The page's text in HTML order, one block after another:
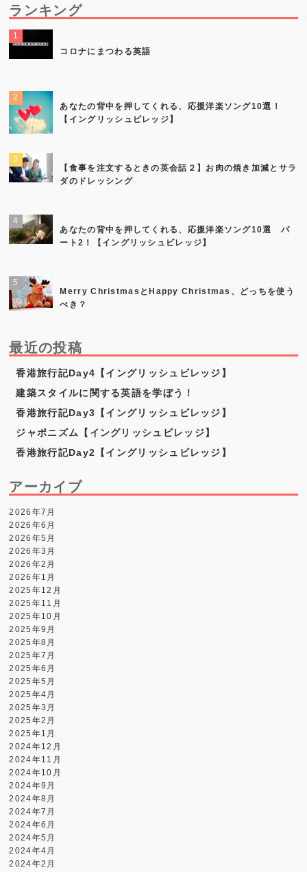
ランキング
コロナにまつわる英語
あなたの背中を押してくれる、応援洋楽ソング10選！
【イングリッシュビレッジ】
【食事を注文するときの英会話２】お肉の焼き加減とサラ
ダのドレッシング
あなたの背中を押してくれる、応援洋楽ソング10選 パ
ート2！【イングリッシュビレッジ】
Merry ChristmasとHappy Christmas、どっちを使う
べき？
最近の投稿
香港旅行記Day4【イングリッシュビレッジ】
建築スタイルに関する英語を学ぼう！
香港旅行記Day3【イングリッシュビレッジ】
ジャポニズム【イングリッシュビレッジ】
香港旅行記Day2【イングリッシュビレッジ】
アーカイブ
2026年7月
2026年6月
2026年5月
2026年3月
2026年2月
2026年1月
2025年12月
2025年11月
2025年10月
2025年9月
2025年8月
2025年7月
2025年6月
2025年5月
2025年4月
2025年3月
2025年2月
2025年1月
2024年12月
2024年11月
2024年10月
2024年9月
2024年8月
2024年7月
2024年6月
2024年5月
2024年4月
2024年2月